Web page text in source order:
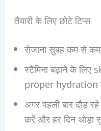
तैयारी के लिए छोटे टिप्स
रोजाना सुबह कम से कम
स्टैमिना बढ़ाने के
proper hydration
अगर पहली बार दौड़
करें और हर दिन थोड़ा